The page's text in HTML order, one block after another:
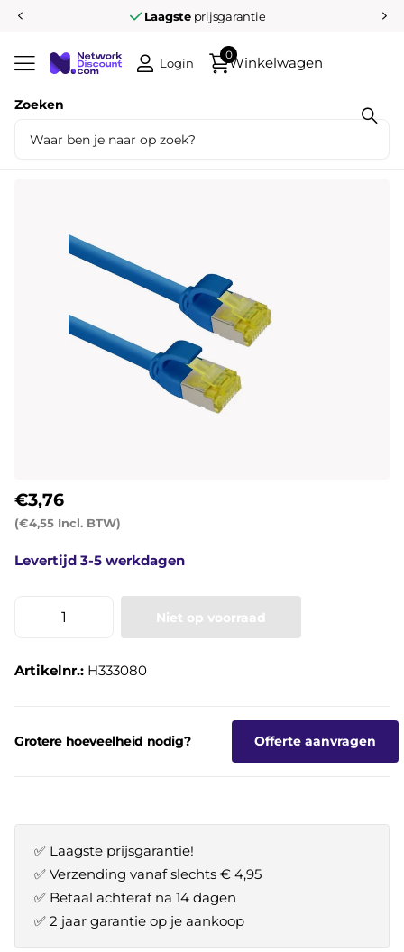
Laagsteprijsgarantie
Zoeken
Login Winkelwagen
0
Deel dit product
Ultra slim Patchkabel S/FTP Cat 6A blauw
(€4,55 Incl. BTW)
€3,76
Levertijd 3-5 werkdagen
Niet op voorraad
Artikelnr.: H333080
Grotere hoeveelheid nodig? Offerte aanvragen
✅ Laagste prijsgarantie!
✅ Verzending vanaf slechts € 4,95
✅ Betaal achteraf na 14 dagen
✅ 2 jaar garantie op je aankoop